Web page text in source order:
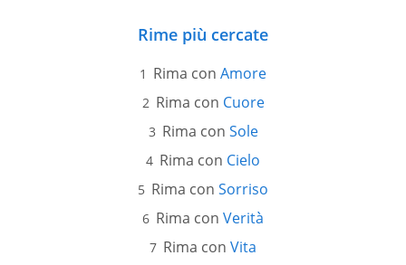
Rime più cercate
Rima con Amore
Rima con Cuore
Rima con Sole
Rima con Cielo
Rima con Sorriso
Rima con Verità
Rima con Vita